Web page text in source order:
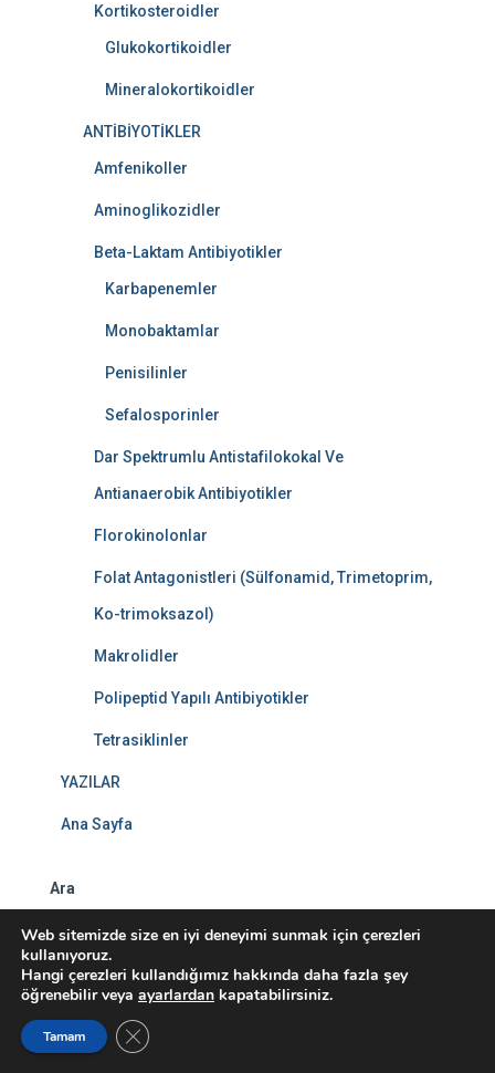
Kortikosteroidler
Glukokortikoidler
Mineralokortikoidler
ANTİBİYOTİKLER
Amfenikoller
Aminoglikozidler
Beta-Laktam Antibiyotikler
Karbapenemler
Monobaktamlar
Penisilinler
Sefalosporinler
Dar Spektrumlu Antistafilokokal Ve
Antianaerobik Antibiyotikler
Florokinolonlar
Folat Antagonistleri (Sülfonamid, Trimetoprim,
Ko-trimoksazol)
Makrolidler
Polipeptid Yapılı Antibiyotikler
Tetrasiklinler
YAZILAR
Ana Sayfa
Ara
ARA
Web sitemizde size en iyi deneyimi sunmak için çerezleri
kullanıyoruz.
Hangi çerezleri kullandığımız hakkında daha fazla şey
öğrenebilir veya ayarlardan kapatabilirsiniz.
Tamam GDPR ÇEREZ ŞERIDINI KAPAT